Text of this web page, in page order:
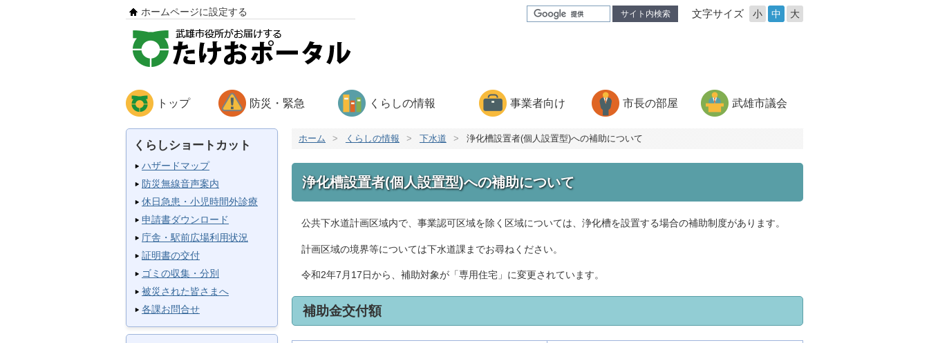
サイト内検索 文字サイズ 小 中 大
ホームページに設定する
トップ 防災・緊急 くらしの情報 事業者向け 市長の部屋 武雄市議会
くらしショートカット
ハザードマップ
防災無線音声案内
休日急患・小児時間外診療
申請書ダウンロード
庁舎・駅前広場利用状況
証明書の交付
ゴミの収集・分別
被災された皆さまへ
各課お問合せ
ホーム > くらしの情報 > 下水道 > 浄化槽設置者(個人設置型)への補助について
浄化槽設置者(個人設置型)への補助について
公共下水道計画区域内で、事業認可区域を除く区域については、浄化槽を設置する場合の補助制度があります。
計画区域の境界等については下水道課までお尋ねください。
令和2年7月17日から、補助対象が「専用住宅」に変更されています。
補助金交付額